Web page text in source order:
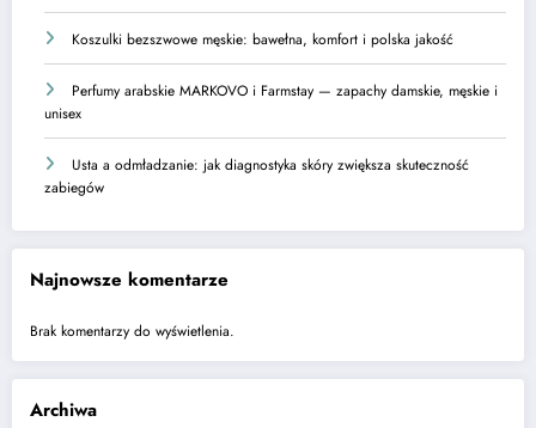
Koszulki bezszwowe męskie: bawełna, komfort i polska jakość
Perfumy arabskie MARKOVO i Farmstay — zapachy damskie, męskie i
unisex
Usta a odmładzanie: jak diagnostyka skóry zwiększa skuteczność
zabiegów
Najnowsze komentarze
Brak komentarzy do wyświetlenia.
Archiwa